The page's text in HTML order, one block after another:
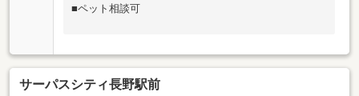
■ペット相談可
サーパスシティ長野駅前